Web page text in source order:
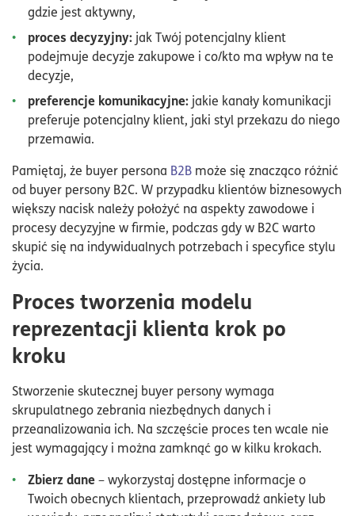
gdzie jest aktywny,
proces decyzyjny: jak Twój potencjalny klient
podejmuje decyzje zakupowe i co/kto ma wpływ na te
decyzje,
preferencje komunikacyjne: jakie kanały komunikacji
preferuje potencjalny klient, jaki styl przekazu do niego
przemawia.
Pamiętaj, że buyer persona B2B może się znacząco różnić
od buyer persony B2C. W przypadku klientów biznesowych
większy nacisk należy położyć na aspekty zawodowe i
procesy decyzyjne w firmie, podczas gdy w B2C warto
skupić się na indywidualnych potrzebach i specyfice stylu
życia.
Proces tworzenia modelu
reprezentacji klienta krok po
kroku
Stworzenie skutecznej buyer persony wymaga
skrupulatnego zebrania niezbędnych danych i
przeanalizowania ich. Na szczęście proces ten wcale nie
jest wymagający i można zamknąć go w kilku krokach.
Zbierz dane– wykorzystaj dostępne informacje o
Twoich obecnych klientach, przeprowadź ankiety lub